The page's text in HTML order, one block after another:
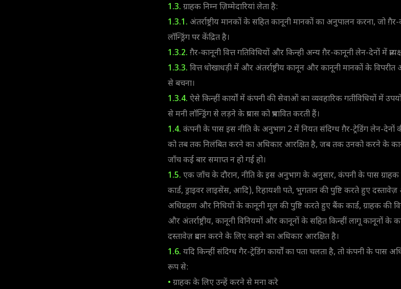
1.3. ग्राहक निम्न ज़िम्मेदारियां लेता है:
1.3.1. अंतर्राष्ट्रीय मानकों के सहित कानूनी मानकों का अनुपालन करना, जो ग़ैर-
लॉन्ड्रिंग पर केंद्रित है।
1.3.2. ग़ैर-कानूनी वित्त गतिविधियों और किन्ही अन्य ग़ैर-कानूनी लेन-देनों में
1.3.3. वित्त धोखाधड़ी में और अंतर्राष्ट्रीय कानून और कानूनी मानकों के विपरीत
से बचना।
1.3.4. ऐसे किन्हीं कार्यों में कंपनी की सेवाओं का व्यवहारिक गतीविधियों में
से मनी लॉन्ड्रिंग से लड़ने के प्रयास को प्रभावित करती हैं।
1.4. कंपनी के पास इस नीति के अनुभाग 2 में नियत संदिग्ध ग़ैर-ट्रेडिंग लेन-देनों
को तब तक निलंबित करने का अधिकार आरक्षित है, जब तक उनको करने के
जाँच कई बार समाप्त न हो गई हो।
1.5. एक जाँच के दौरान, नीति के इस अनुभाग के अनुसार, कंपनी के पास ग्राहक
कार्ड, ड्राइवर लाइसेंस, आदि), रिहायशी पते, भुगतान की पुष्टि करते हुए
अधिग्रहण और निधियों के कानूनी मूल की पुष्टि करते हुए बैंक कार्ड, ग्राहक की
और अंतर्राष्ट्रीय, कानूनी विनियमों और कानूनों के सहित किन्हीं लागू कानूनों
दस्तावेज़ प्रदान करने के लिए कहने का अधिकार आरक्षित है।
1.6. यदि किन्हीं संदिग्ध गैर-ट्रेडिंग कार्यों का पता चलता है, तो कंपनी के पास
रूप से:
• ग्राहक के लिए उन्हें करने से मना करे